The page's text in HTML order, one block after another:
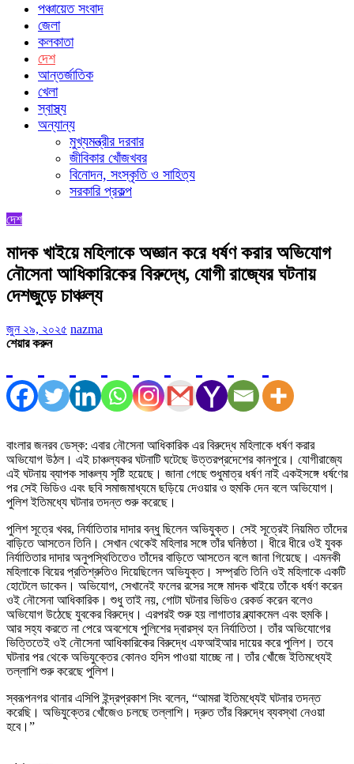
পঞ্চায়েত সংবাদ
জেলা
কলকাতা
দেশ
আন্তর্জাতিক
খেলা
স্বাস্থ্য
অন্যান্য
মুখ্যমন্ত্রীর দরবার
জীবিকার খোঁজখবর
বিনোদন, সংস্কৃতি ও সাহিত্য
সরকারি প্রকল্প
দেশ
মাদক খাইয়ে মহিলাকে অজ্ঞান করে ধর্ষণ করার অভিযোগ
নৌসেনা আধিকারিকের বিরুদ্ধে, যোগী রাজ্যের ঘটনায়
দেশজুড়ে চাঞ্চল্য
জুন ২৯, ২০২৫ nazma
শেয়ার করুন
বাংলার জনরব ডেস্ক: এবার নৌসেনা আধিকারিক এর বিরুদ্ধে মহিলাকে ধর্ষণ করার
অভিযোগ উঠল। এই চাঞ্চল্যকর ঘটনাটি ঘটেছে উত্তরপ্রদেশের কানপুরে। যোগীরাজ্যে
এই ঘটনায় ব্যাপক সাঞ্চল্য সৃষ্টি হয়েছে। জানা গেছে শুধুমাত্র ধর্ষণ নাই একইসঙ্গে ধর্ষণের
পর সেই ভিডিও এবং ছবি সমাজমাধ্যমে ছড়িয়ে দেওয়ার ও হুমকি দেন বলে অভিযোগ।
পুলিশ ইতিমধ্যে ঘটনার তদন্ত শুরু করেছে।
পুলিশ সূত্রে খবর, নির্যাতিতার দাদার বন্ধু ছিলেন অভিযুক্ত। সেই সূত্রেই নিয়মিত তাঁদের
বাড়িতে আসতেন তিনি। সেখান থেকেই মহিলার সঙ্গে তাঁর ঘনিষ্ঠতা। ধীরে ধীরে ওই যুবক
নির্যাতিতার দাদার অনুপস্থিতিতেও তাঁদের বাড়িতে আসতেন বলে জানা গিয়েছে। এমনকী
মহিলাকে বিয়ের প্রতিশ্রুতিও দিয়েছিলেন অভিযুক্ত। সম্প্রতি তিনি ওই মহিলাকে একটি
হোটেলে ডাকেন। অভিযোগ, সেখানেই ফলের রসের সঙ্গে মাদক খাইয়ে তাঁকে ধর্ষণ করেন
ওই নৌসেনা আধিকারিক। শুধু তাই নয়, গোটা ঘটনার ভিডিও রেকর্ড করেন বলেও
অভিযোগ উঠেছে যুবকের বিরুদ্ধে। এরপরই শুরু হয় লাগাতার ব্ল্যাকমেল এবং হুমকি।
আর সহ্য করতে না পেরে অবশেষে পুলিশের দ্বারস্থ হন নির্যাতিতা। তাঁর অভিযোগের
ভিত্তিতেই ওই নৌসেনা আধিকারিকের বিরুদ্ধে এফআইআর দায়ের করে পুলিশ। তবে
ঘটনার পর থেকে অভিযুক্তের কোনও হদিস পাওয়া যাচ্ছে না। তাঁর খোঁজে ইতিমধ্যেই
তল্লাশি শুরু করেছে পুলিশ।
স্বরূপনগর থানার এসিপি ইন্দ্রপ্রকাশ সিং বলেন, “আমরা ইতিমধ্যেই ঘটনার তদন্ত
করেছি। অভিযুক্তের খোঁজেও চলছে তল্লাশি। দ্রুত তাঁর বিরুদ্ধে ব্যবস্থা নেওয়া
হবে।”